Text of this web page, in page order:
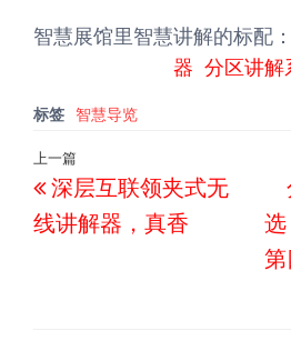
智慧展馆里智慧讲解的标配：
器 分区讲解
标签 智慧导览
文
章
导
上
一
篇
上一篇
深层互联领夹式无
线讲解器，真香
选
第